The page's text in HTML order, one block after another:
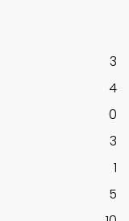
3
4
0
3
1
5